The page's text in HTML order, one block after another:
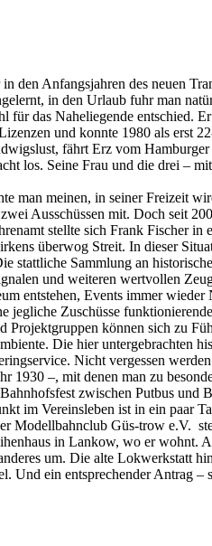
den Anfangsjahren des neuen
in den Urlaub fuhr man
für das Naheliegende
und konnte 1980 als erst
fährt Erz vom
los. Seine Frau und die drei –
man meinen, in seiner Freizeit
Ausschüssen mit. Doch seit
stellte sich Frank
überwog Streit. In dieser
stattliche Sammlung an
und weiteren wertvollen
entstehen, Events immer
Zuschüsse
Projektgruppen können sich zu
Die hier untergebrachten
Nicht vergessen
1930 –, mit denen man zu
zwischen Putbus
im Vereinsleben ist in ein paar
Modellbahnclub Güs-trow e.V.
in Lankow, wo er
um. Die alte Lokwerkstatt
Und ein entsprechender Antrag –